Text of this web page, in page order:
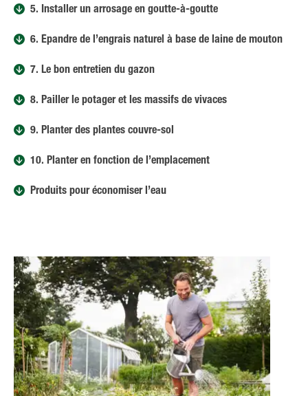
5. Installer un arrosage en goutte-à-goutte
6. Épandre de l’engrais naturel à base de laine de mouton
7. Le bon entretien du gazon
8. Pailler le potager et les massifs de vivaces
9. Planter des plantes couvre-sol
10. Planter en fonction de l’emplacement
Produits pour économiser l’eau